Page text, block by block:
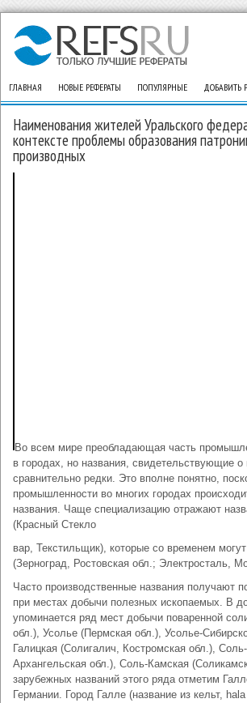
ГЛАВНАЯ НОВЫЕ РЕФЕРАТЫ ПОПУЛЯРНЫЕ ДОБАВИТЬ
Наименования жителей Уральского
контексте проблемы образования
производных
Во всем мире преобладающая часть
в городах, но названия, свидетельствующие
сравнительно редки. Это вполне понятно,
промышленности во многих городах
названия. Чаще специализацию отражают
(Красный Стекло
вар, Текстильщик), которые со временем
(Зерноград, Ростовская обл.; Электросталь,
Часто производственные названия получают
при местах добычи полезных ископаемых. В
упоминается ряд мест добычи поваренной
обл.), Усолье (Пермская обл.), Усолье-
Галицкая (Солигалич, Костромская обл.),
Архангельская обл.), Соль-Камская
зарубежных названий этого ряда отметим
Германии. Город Галле (название из кельт,